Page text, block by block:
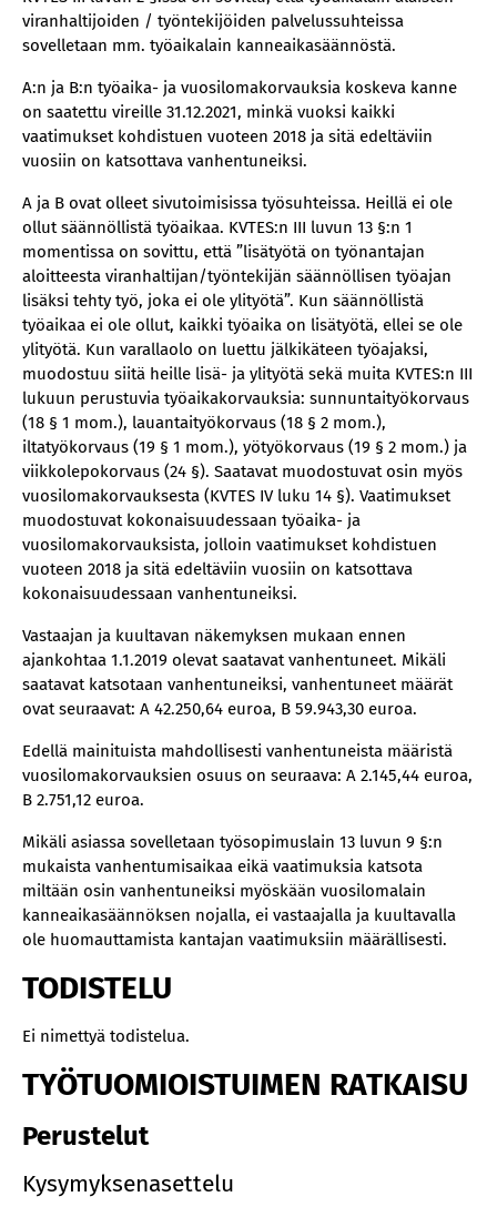
viranhaltijoiden / työntekijöiden palvelussuhteissa
sovelletaan mm. työaikalain kanneaikasäännöstä.
A:n ja B:n työaika- ja vuosilomakorvauksia koskeva kanne
on saatettu vireille 31.12.2021, minkä vuoksi kaikki
vaatimukset kohdistuen vuoteen 2018 ja sitä edeltäviin
vuosiin on katsottava vanhentuneiksi.
A ja B ovat olleet sivutoimisissa työsuhteissa. Heillä ei ole
ollut säännöllistä työaikaa. KVTES:n III luvun 13 §:n 1
momentissa on sovittu, että ”lisätyötä on työnantajan
aloitteesta viranhaltijan/työntekijän säännöllisen työajan
lisäksi tehty työ, joka ei ole ylityötä”. Kun säännöllistä
työaikaa ei ole ollut, kaikki työaika on lisätyötä, ellei se ole
ylityötä. Kun varallaolo on luettu jälkikäteen työajaksi,
muodostuu siitä heille lisä- ja ylityötä sekä muita KVTES:n III
lukuun perustuvia työaikakorvauksia: sunnuntaityökorvaus
(18 § 1 mom.), lauantaityökorvaus (18 § 2 mom.),
iltatyökorvaus (19 § 1 mom.), yötyökorvaus (19 § 2 mom.) ja
viikkolepokorvaus (24 §). Saatavat muodostuvat osin myös
vuosilomakorvauksesta (KVTES IV luku 14 §). Vaatimukset
muodostuvat kokonaisuudessaan työaika- ja
vuosilomakorvauksista, jolloin vaatimukset kohdistuen
vuoteen 2018 ja sitä edeltäviin vuosiin on katsottava
kokonaisuudessaan vanhentuneiksi.
Vastaajan ja kuultavan näkemyksen mukaan ennen
ajankohtaa 1.1.2019 olevat saatavat vanhentuneet. Mikäli
saatavat katsotaan vanhentuneiksi, vanhentuneet määrät
ovat seuraavat: A 42.250,64 euroa, B 59.943,30 euroa.
Edellä mainituista mahdollisesti vanhentuneista määristä
vuosilomakorvauksien osuus on seuraava: A 2.145,44 euroa,
B 2.751,12 euroa.
Mikäli asiassa sovelletaan työsopimuslain 13 luvun 9 §:n
mukaista vanhentumisaikaa eikä vaatimuksia katsota
miltään osin vanhentuneiksi myöskään vuosilomalain
kanneaikasäännöksen nojalla, ei vastaajalla ja kuultavalla
ole huomauttamista kantajan vaatimuksiin määrällisesti.
TODISTELU
Ei nimettyä todistelua.
TYÖTUOMIOISTUIMEN RATKAISU
Perustelut
Kysymyksenasettelu